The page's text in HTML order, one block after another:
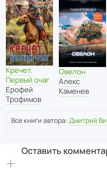
Кречет.
Первый очаг
Ерофей
Трофимов
Овелон
Алекс
Каменев
Все книги автора: Дмитрий
Оставить